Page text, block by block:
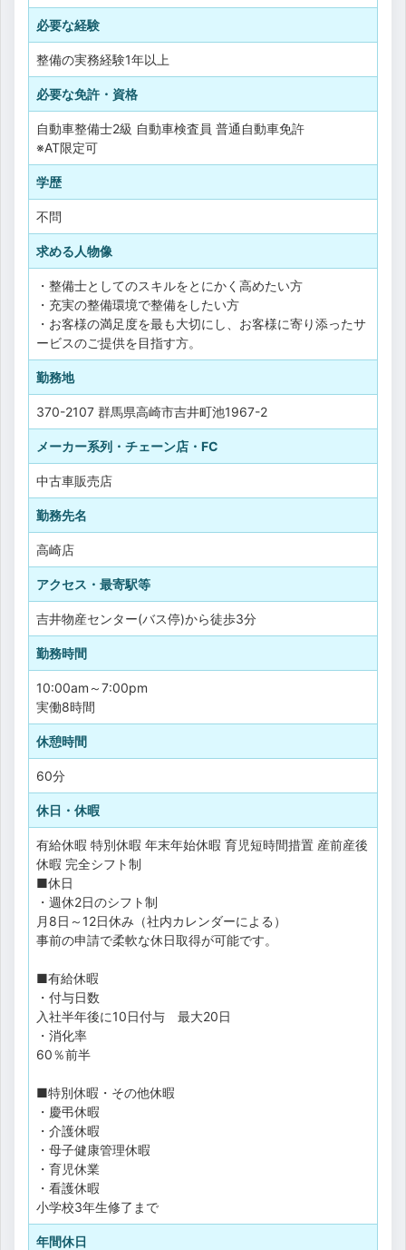
必要な経験
整備の実務経験1年以上
必要な免許・資格
自動車整備士2級 自動車検査員 普通自動車免許
※AT限定可
学歴
不問
求める人物像
・整備士としてのスキルをとにかく高めたい方
・充実の整備環境で整備をしたい方
・お客様の満足度を最も大切にし、お客様に寄り添ったサ
ービスのご提供を目指す方。
勤務地
370-2107 群馬県高崎市吉井町池1967-2
メーカー系列・チェーン店・FC
中古車販売店
勤務先名
高崎店
アクセス・最寄駅等
吉井物産センター(バス停)から徒歩3分
勤務時間
10:00am～7:00pm
実働8時間
休憩時間
60分
休日・休暇
有給休暇 特別休暇 年末年始休暇 育児短時間措置 産前産後
休暇 完全シフト制
■休日
・週休2日のシフト制
月8日～12日休み（社内カレンダーによる）
事前の申請で柔軟な休日取得が可能です。
■有給休暇
・付与日数
入社半年後に10日付与 最大20日
・消化率
60％前半
■特別休暇・その他休暇
・慶弔休暇
・介護休暇
・母子健康管理休暇
・育児休業
・看護休暇
小学校3年生修了まで
年間休日